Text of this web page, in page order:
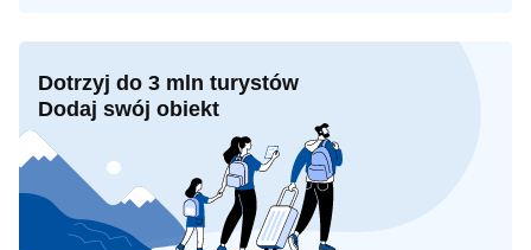
Dotrzyj do 3 mln turystów
Dodaj swój obiekt